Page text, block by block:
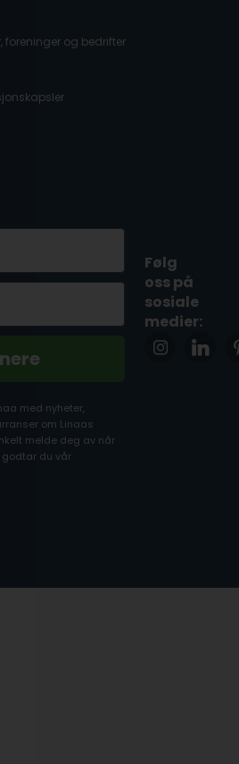
foreninger og bedrifter
med nyheter,
om Linaas
melde deg av når
godtar du vår
Følg
oss på
sosiale
medier: